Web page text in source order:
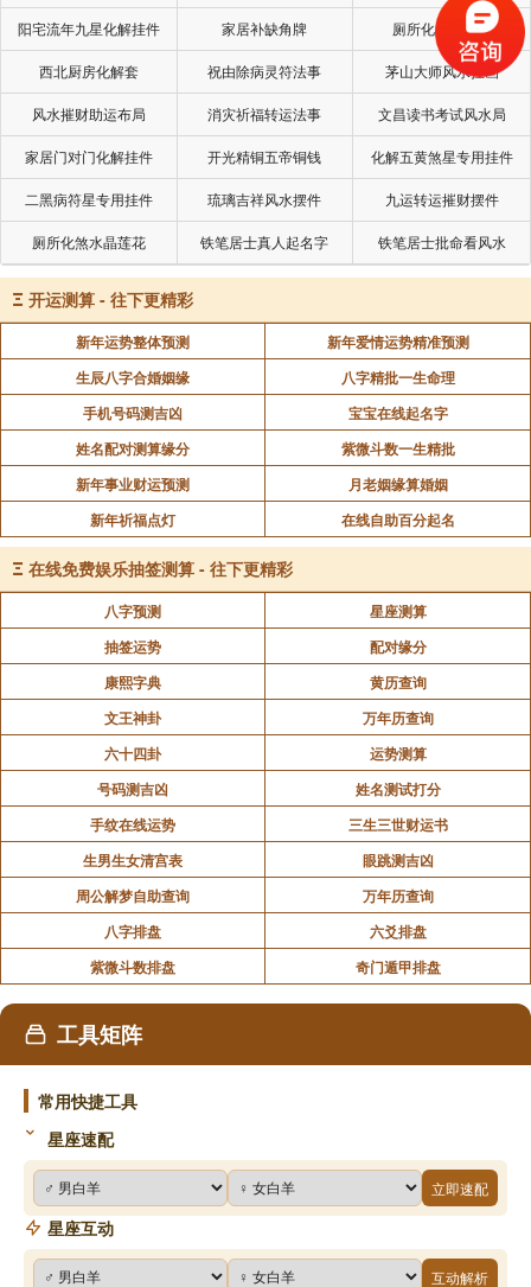
阳宅流年九星化解挂件 家居补缺角牌 厕所化秽气煞套
西北厨房化解套 祝由除病灵符法事 茅山大师风水挂画
风水摧财助运布局 消灾祈福转运法事 文昌读书考试风水局
家居门对门化解挂件 开光精铜五帝铜钱 化解五黄煞星专用挂件
二黑病符星专用挂件 琉璃吉祥风水摆件 九运转运摧财摆件
厕所化煞水晶莲花 铁笔居士真人起名字 铁笔居士批命看风水
Ξ 开运测算 - 往下更精彩
新年运势整体预测
新年爱情运势精准预测
生辰八字合婚姻缘
八字精批一生命理
手机号码测吉凶
宝宝在线起名字
姓名配对测算缘分
紫微斗数一生精批
新年事业财运预测
月老姻缘算婚姻
新年祈福点灯
在线自助百分起名
Ξ 在线免费娱乐抽签测算 - 往下更精彩
八字预测
星座测算
抽签运势
配对缘分
康熙字典
黄历查询
文王神卦
万年历查询
六十四卦
运势测算
号码测吉凶
姓名测试打分
手纹在线运势
三生三世财运书
生男生女清宫表
眼跳测吉凶
周公解梦自助查询
万年历查询
八字排盘
六爻排盘
紫微斗数排盘
奇门遁甲排盘
工具矩阵
常用快捷工具
星座速配
立即速配
星座互动
互动解析